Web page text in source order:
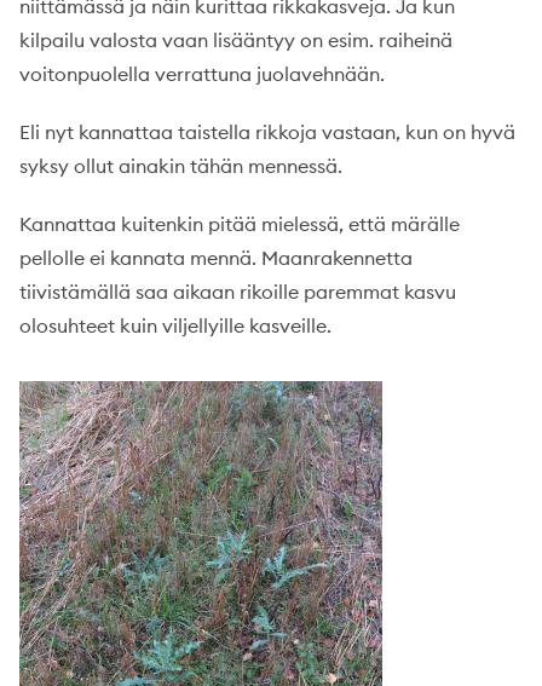
niittämässä ja näin kurittaa rikkakasveja. Ja kun
kilpailu valosta vaan lisääntyy on esim. raiheinä
voitonpuolella verrattuna juolavehnään.
Eli nyt kannattaa taistella rikkoja vastaan, kun on hyvä
syksy ollut ainakin tähän mennessä.
Kannattaa kuitenkin pitää mielessä, että märälle
pellolle ei kannata mennä. Maanrakennetta
tiivistämällä saa aikaan rikoille paremmat kasvu
olosuhteet kuin viljellyille kasveille.